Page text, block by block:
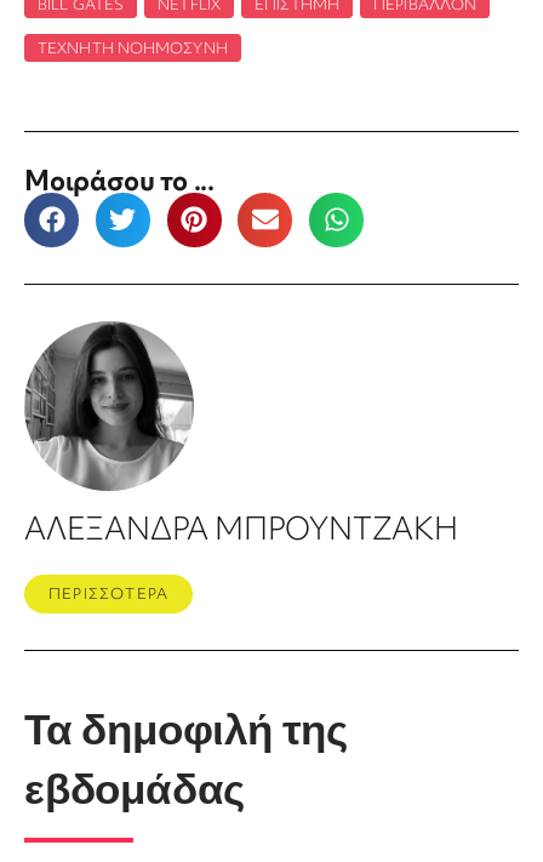
ΤΕΧΝΗΤΉ ΝΟΗΜΟΣΎΝΗ
Μοιράσου το ...
ΑΛΕΞΑΝΔΡΑ ΜΠΡΟΥΝΤΖΑΚΗ
ΠΕΡΙΣΣΟΤΕΡΑ
Τα δημοφιλή της
εβδομάδας